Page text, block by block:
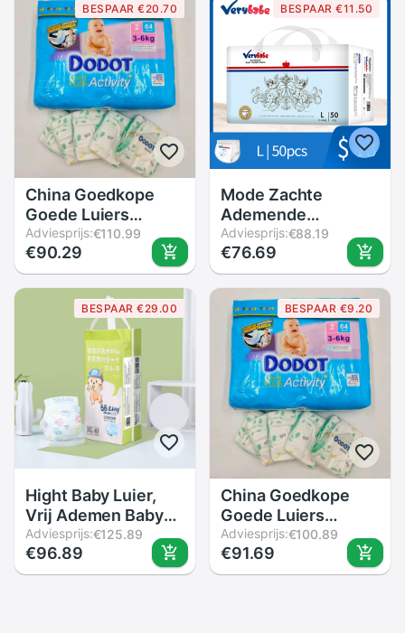
BESPAAR €20.70
China Goedkope
Goede Luiers
Wegwerp Luiers
Super Zacht
Ademend
Adviesprijs:€110.99
€90.29
BESPAAR €11.50
Mode Zachte
Ademende
Comfortabele
Wegwerp Baby
Broek Luiers
Adviesprijs:€88.19
€76.69
BESPAAR €29.00
Hight Baby Luier,
Vrij Ademen Baby
Luier, Doek
Achterplaat Luier, Xl
Maat
Adviesprijs:€125.89
€96.89
BESPAAR €9.20
China Goedkope
Goede Luiers
Wegwerp Luiers
Super Zacht
Ademend
Adviesprijs:€100.89
€91.69